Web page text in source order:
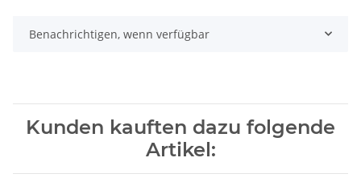
Benachrichtigen, wenn verfügbar
Kunden kauften dazu folgende
Artikel: